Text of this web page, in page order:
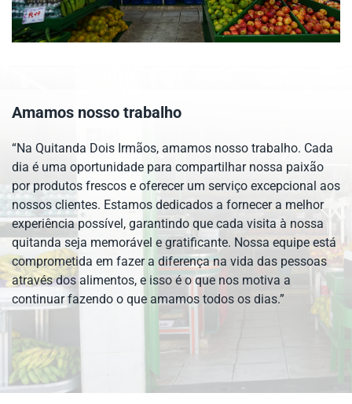
Amamos nosso trabalho
“Na Quitanda Dois Irmãos, amamos nosso trabalho. Cada
dia é uma oportunidade para compartilhar nossa paixão
por produtos frescos e oferecer um serviço excepcional aos
nossos clientes. Estamos dedicados a fornecer a melhor
experiência possível, garantindo que cada visita à nossa
quitanda seja memorável e gratificante. Nossa equipe está
comprometida em fazer a diferença na vida das pessoas
através dos alimentos, e isso é o que nos motiva a
continuar fazendo o que amamos todos os dias.”